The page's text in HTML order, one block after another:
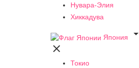
Нувара-Элия
Хиккадува
Япония


Токио